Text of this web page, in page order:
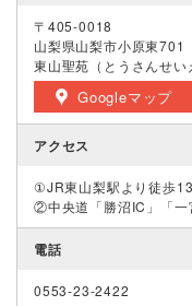
〒405-0018
山梨県山梨市小原東701
東山聖苑（とうさんせ
Googleマップ
アクセス
①JR東山梨駅より徒歩
②中央道「勝沼IC」「一
電話
0553-23-2422